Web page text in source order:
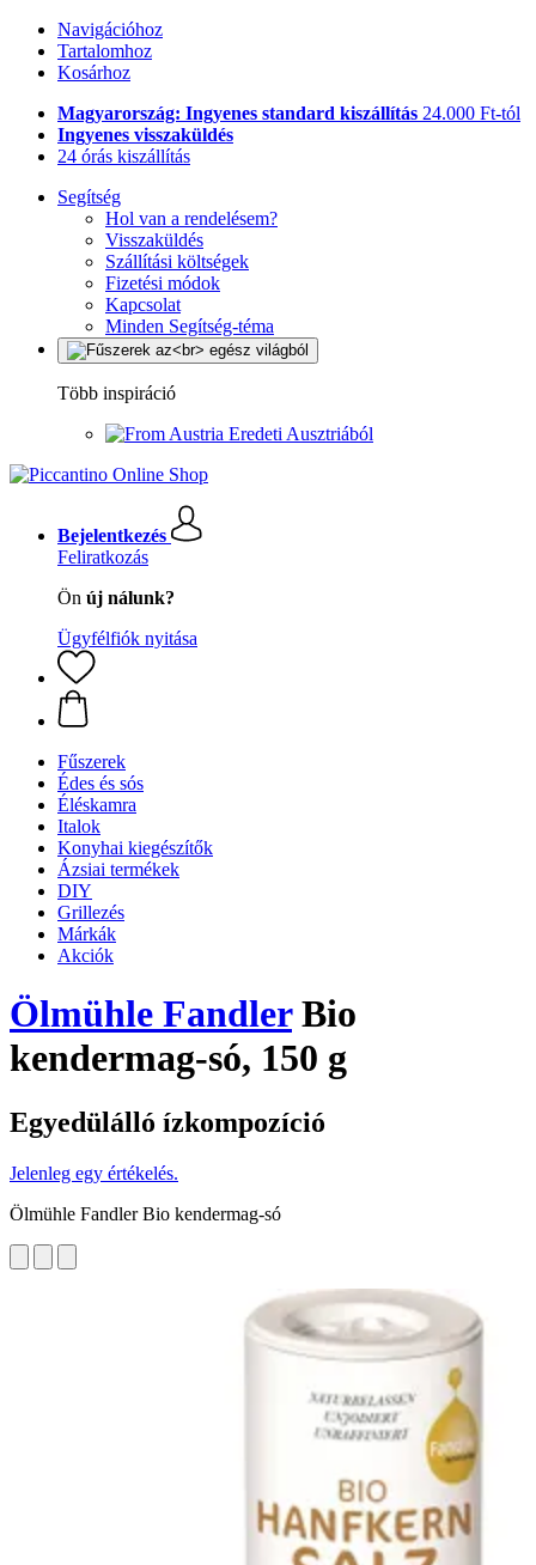
Navigációhoz
Tartalomhoz
Kosárhoz
Magyarország: Ingyenes standard kiszállítás 24.000 Ft-tól
Ingyenes visszaküldés
24 órás kiszállítás
Segítség
Hol van a rendelésem?
Visszaküldés
Szállítási költségek
Fizetési módok
Kapcsolat
Minden Segítség-téma
Több inspiráció
Eredeti Ausztriából
Bejelentkezés
Feliratkozás
Ön új nálunk?
Ügyfélfiók nyitása
Fűszerek
Édes és sós
Éléskamra
Italok
Konyhai kiegészítők
Ázsiai termékek
DIY
Grillezés
Márkák
Akciók
Ölmühle FandlerBio
kendermag-só, 150 g
Egyedülálló ízkompozíció
Jelenleg egy értékelés.
Ölmühle Fandler Bio kendermag-só